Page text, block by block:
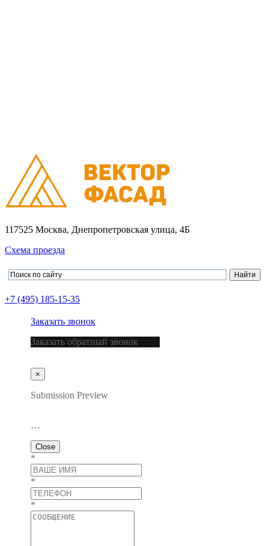
117525 Москва, Днепропетровская улица, 4Б
Схема проезда
+7 (495) 185-15-35
Заказать звонок
Заказать обратный звонок
×
Submission Preview
…
Close
*
*
*